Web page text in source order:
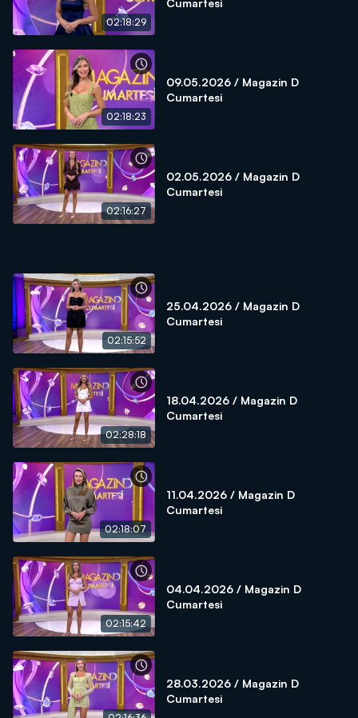
02:18:29
Cumartesi
02:18:23
09.05.2026 / Magazin D
Cumartesi
02:16:27
02.05.2026 / Magazin D
Cumartesi
02:15:52
25.04.2026 / Magazin D
Cumartesi
02:28:18
18.04.2026 / Magazin D
Cumartesi
02:18:07
11.04.2026 / Magazin D
Cumartesi
02:15:42
04.04.2026 / Magazin D
Cumartesi
28.03.2026 / Magazin D
Cumartesi